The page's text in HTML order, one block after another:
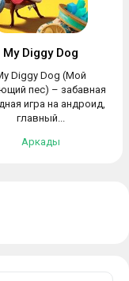
My Diggy Dog
Diggy Dog (Мой
пес) – забавная
игра на андроид,
главный...
Аркады